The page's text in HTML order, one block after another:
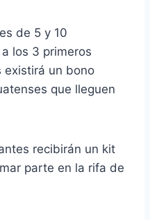
de 5 y 10
los 3 primeros
existirá un bono
que lleguen
recibirán un kit
parte en la rifa de